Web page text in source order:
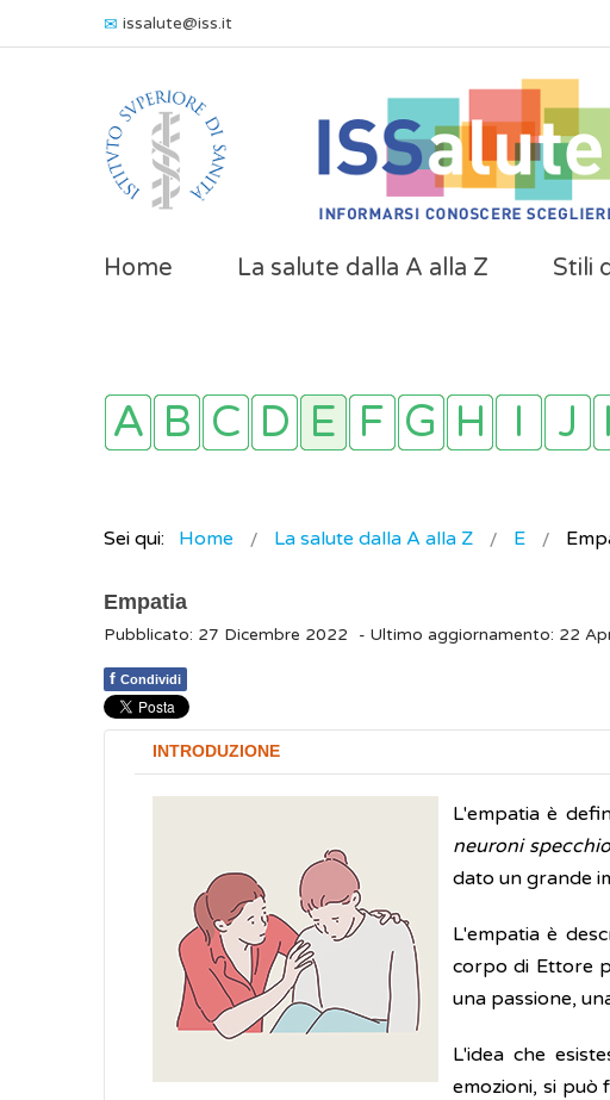
issalute@iss.it
Home La salute dalla A alla Z Stili
Sei qui: Home La salute dalla A alla Z E
Empatia
Pubblicato: 27 Dicembre 2022 - Ultimo aggiornamento: 22
f Condividi
INTRODUZIONE
L'empatia è
neuroni
dato un grande
L'empatia è
corpo di Ettore
una passione,
L'idea che
emozioni, si può